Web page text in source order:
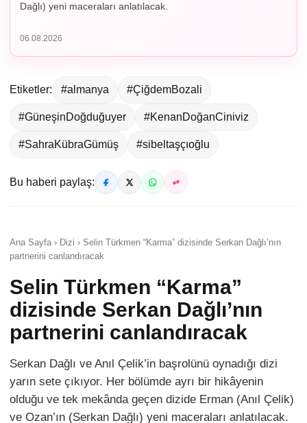
Dağlı) yeni maceraları anlatılacak.
06.08.2026
Etiketler: #almanya #ÇiğdemBozali
#GüneşinDoğduğuyer #KenanDoğanCiniviz
#SahraKübraGümüş #sibeltaşçıoğlu
Bu haberi paylaş:
Ana Sayfa › Dizi › Selin Türkmen “Karma” dizisinde Serkan Dağlı’nın
partnerini canlandıracak
Selin Türkmen “Karma”
dizisinde Serkan Dağlı’nın
partnerini canlandıracak
Serkan Dağlı ve Anıl Çelik’in başrolünü oynadığı dizi
yarın sete çıkıyor. Her bölümde ayrı bir hikâyenin
olduğu ve tek mekânda geçen dizide Erman (Anıl Çelik)
ve Ozan’ın (Serkan Dağlı) yeni maceraları anlatılacak.